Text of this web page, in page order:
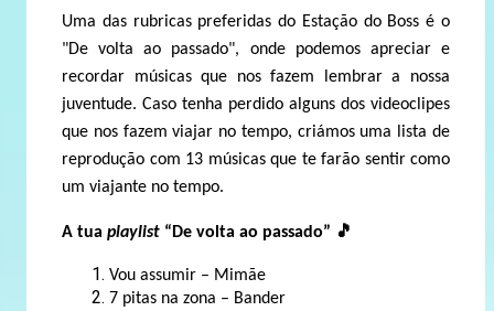
Uma das rubricas preferidas do Estação do Boss é o
"De volta ao passado", onde podemos apreciar e
recordar músicas que nos fazem lembrar a nossa
juventude. Caso tenha perdido alguns dos videoclipes
que nos fazem viajar no tempo, criámos uma lista de
reprodução com 13 músicas que te farão sentir como
um viajante no tempo.
A tua playlist “De volta ao passado” 🎵
Vou assumir – Mimãe
7 pitas na zona – Bander